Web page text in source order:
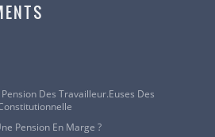
Pension En Marge ?